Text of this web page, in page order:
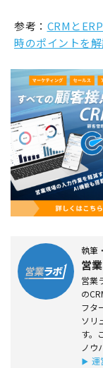
参考： CRMと
時のポイントを
執筆
営
営業
の
フタ
ソリ
す。
ノウ
運